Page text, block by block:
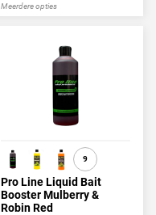
Meerdere opties
9
Pro Line Liquid Bait
Booster Mulberry &
Robin Red